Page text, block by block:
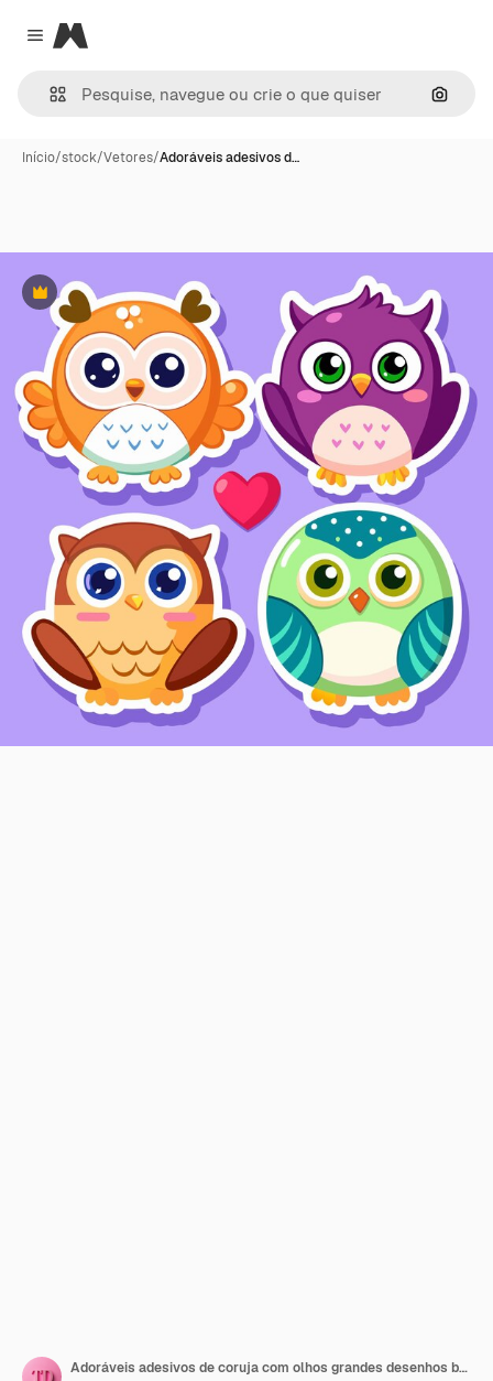
Close menu
Magnific
Início/stock/Vetores/Adoráveis adesivos d…
Premium
Adoráveis adesivos de coruja com olhos grandes desenhos bonitos